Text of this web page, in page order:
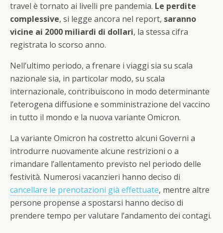
travel è tornato ai livelli pre pandemia. Le perdite
complessive, si legge ancora nel report, saranno
vicine ai 2000 miliardi di dollari, la stessa cifra
registrata lo scorso anno.
Nell’ultimo periodo, a frenare i viaggi sia su scala
nazionale sia, in particolar modo, su scala
internazionale, contribuiscono in modo determinante
l’eterogena diffusione e somministrazione del vaccino
in tutto il mondo e la nuova variante Omicron.
La variante Omicron ha costretto alcuni Governi a
introdurre nuovamente alcune restrizioni o a
rimandare l’allentamento previsto nel periodo delle
festività. Numerosi vacanzieri hanno deciso di
cancellare le prenotazioni già effettuate, mentre altre
persone propense a spostarsi hanno deciso di
prendere tempo per valutare l’andamento dei contagi.